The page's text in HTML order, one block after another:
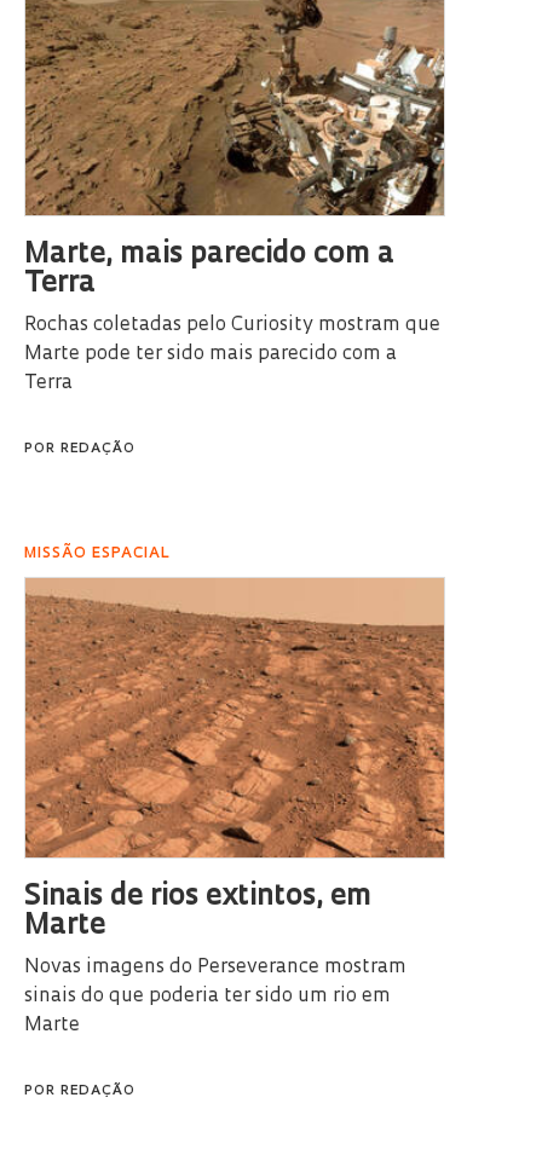
Marte, mais parecido com a
Terra
Rochas coletadas pelo Curiosity mostram que
Marte pode ter sido mais parecido com a
Terra
POR REDAÇÃO
MISSÃO ESPACIAL
Sinais de rios extintos, em
Marte
Novas imagens do Perseverance mostram
sinais do que poderia ter sido um rio em
Marte
POR REDAÇÃO